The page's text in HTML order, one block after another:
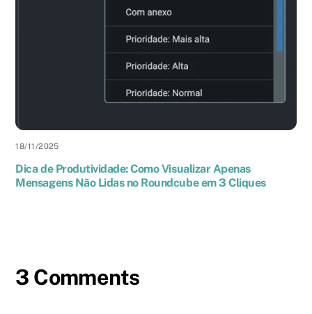
18/11/2025
Dica de Produtividade: Como Visualizar Apenas
Mensagens Não Lidas no Roundcube em 3 Cliques
3 Comments